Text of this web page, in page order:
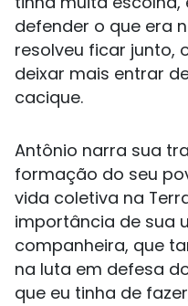
defender o que era
resolveu ficar junto,
deixar mais entrar
cacique.
Antônio narra sua
formação do seu
vida coletiva na
importância de sua
companheira, que
na luta em defesa
que eu tinha de